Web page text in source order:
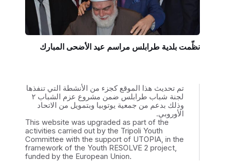
نظّمت بلدية طرابلس مراسم عيد الأضحى المبارك
تم تحديث هذا الموقع كجزء من الأنشطة التي تنفذها
لجنة شباب طرابلس ضمن مشروع عزم الشباب ٢
وذلك بدعم من جمعية يوتوبيا وبتمويل من الاتحاد
الأوروبي.
This website was upgraded as part of the
activities carried out by the Tripoli Youth
Committee with the support of UTOPIA, in the
framework of the Youth RESOLVE 2 project,
funded by the European Union.